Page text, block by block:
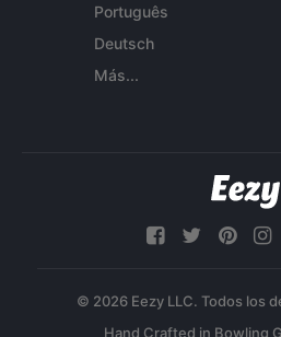
Português
Deutsch
Más...
© 2026 Eezy LLC. Todos los